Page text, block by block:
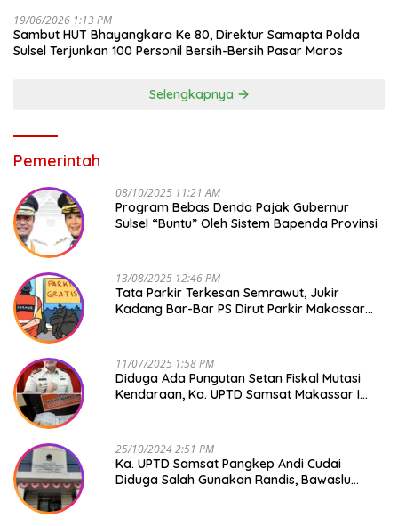
19/06/2026 1:13 PM
Sambut HUT Bhayangkara Ke 80, Direktur Samapta Polda
Sulsel Terjunkan 100 Personil Bersih-Bersih Pasar Maros
Selengkapnya
Pemerintah
08/10/2025 11:21 AM
Program Bebas Denda Pajak Gubernur
Sulsel “Buntu” Oleh Sistem Bapenda Provinsi
13/08/2025 12:46 PM
Tata Parkir Terkesan Semrawut, Jukir
Kadang Bar-Bar PS Dirut Parkir Makassar
11/07/2025 1:58 PM
Diduga Ada Pungutan Setan Fiskal Mutasi
Kendaraan, Ka. UPTD Samsat Makassar I
25/10/2024 2:51 PM
Ka. UPTD Samsat Pangkep Andi Cudai
Diduga Salah Gunakan Randis, Bawaslu